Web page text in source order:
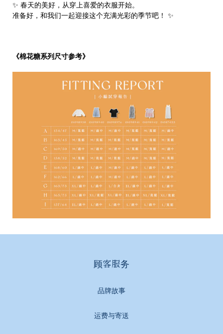
✨ 春天的美好，从穿上喜爱的衣服开始。
准备好，和我们一起迎接这个充满光彩的季节吧！ ✨
《棉花糖系列尺寸参考》
顾客服务
品牌故事
运费与寄送